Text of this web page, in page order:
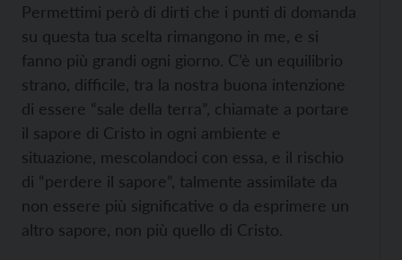
Permettimi però di dirti che i punti di domanda
su questa tua scelta rimangono in me, e si
fanno più grandi ogni giorno. C’è un equilibrio
strano, difficile, tra la nostra buona intenzione
di essere “sale della terra”, chiamate a portare
il sapore di Cristo in ogni ambiente e
situazione, mescolandoci con essa, e il rischio
di “perdere il sapore”, talmente assimilate da
non essere più significative o da esprimere un
altro sapore, non più quello di Cristo.